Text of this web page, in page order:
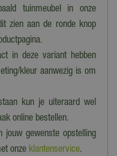
tuinmeubel in onze
zien aan de ronde knop
in deze variant hebben
kleur aanwezig is om
kun je uiteraard wel
online bestellen.
gewenste opstelling
onze klantenservice.